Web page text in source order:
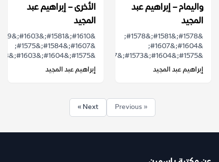
واليمام – إبراهيم عبد
المجيد
&#1578;&#1581;&#1578;
&#1604;&#1607;
&#1575;&#1604;&#1573;&#1587;&#1603;&#1606;&...
إبراهيم عبد المجيد
الأخرى – إبراهيم عبد
المجيد
&#1607;&#1584;&#1575;
&#1575;&#1604;&#1603;&#1578;&...
إبراهيم عبد المجيد
« Previous
Next »